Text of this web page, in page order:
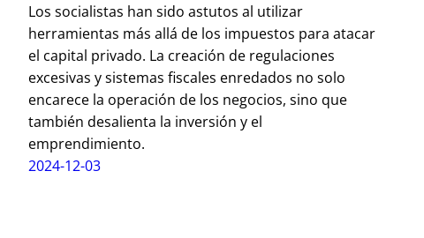
Los socialistas han sido astutos al utilizar
herramientas más allá de los impuestos para atacar
el capital privado. La creación de regulaciones
excesivas y sistemas fiscales enredados no solo
encarece la operación de los negocios, sino que
también desalienta la inversión y el
emprendimiento.
2024-12-03